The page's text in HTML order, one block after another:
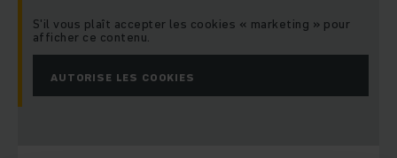
S'il vous plaît accepter les cookies « marketing » pour
afficher ce contenu.
AUTORISE LES COOKIES